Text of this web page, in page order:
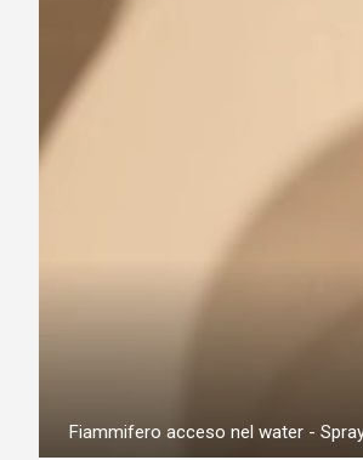
Fiammifero acceso nel water -